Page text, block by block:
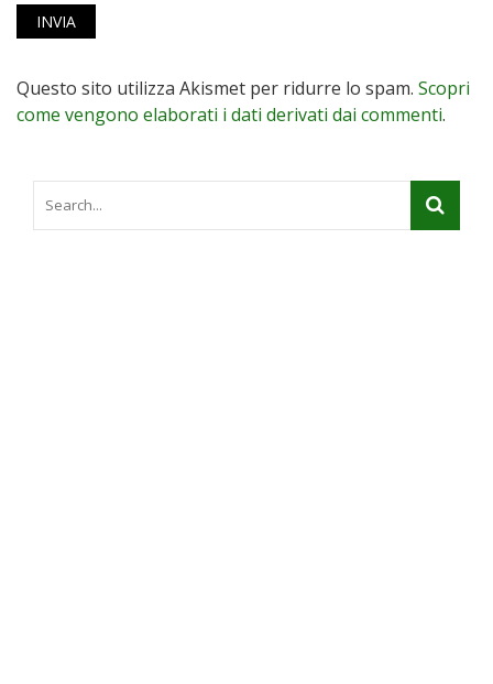
Questo sito utilizza Akismet per ridurre lo spam. Scopri
come vengono elaborati i dati derivati dai commenti.